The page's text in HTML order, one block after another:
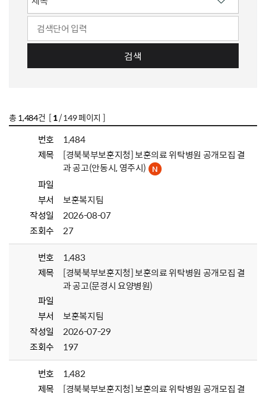
검색
총 1,484건 [1/ 149 페이지 ]
번호
1,484
제목
[경북북부보훈지청] 보훈의료 위탁병원 공개모집 결
과 공고(안동시, 영주시)
파일
부서
보훈복지팀
작성일
2026-08-07
조회수
27
번호
1,483
제목
[경북북부보훈지청] 보훈의료 위탁병원 공개모집 결
과 공고(문경시 요양병원)
파일
부서
보훈복지팀
작성일
2026-07-29
조회수
197
번호
1,482
제목
[경북북부보훈지청] 보훈의료 위탁병원 공개모집 결